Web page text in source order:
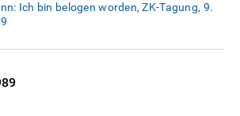
Ich bin belogen worden, ZK-Tagung, 9.